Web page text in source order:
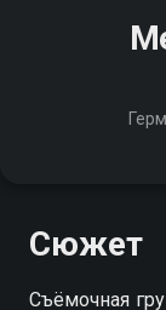
Сюжет
Съёмочная